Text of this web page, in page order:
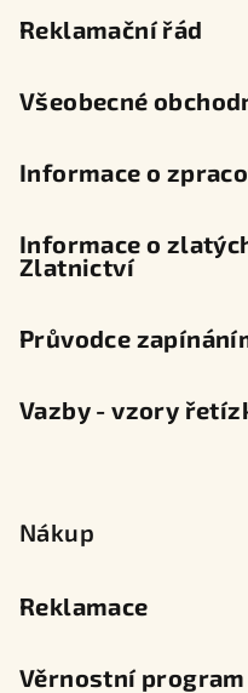
Reklamační řád
Všeobecné
Informace o
Informace o
Zlatnictví
Průvodce
Vazby - vzory
Nákup
Reklamace
Věrnostní program